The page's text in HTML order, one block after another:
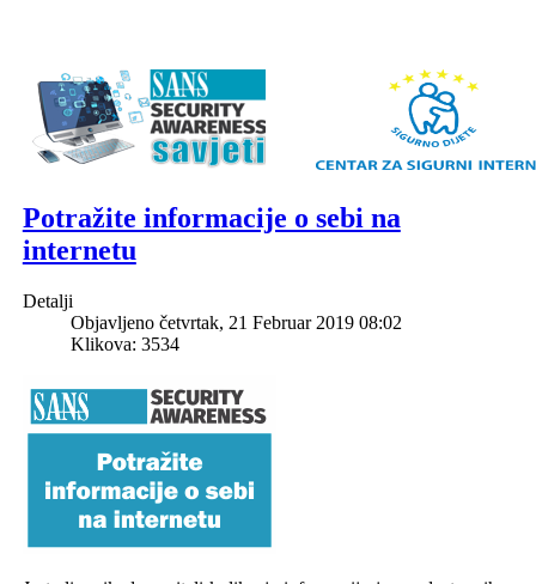
Potražite informacije o sebi na
internetu
Detalji
Objavljeno četvrtak, 21 Februar 2019 08:02
Klikova: 3534